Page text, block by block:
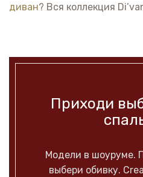
диван? Вся коллекция
Приходи
Модели в шоуруме.
выбери обивку.